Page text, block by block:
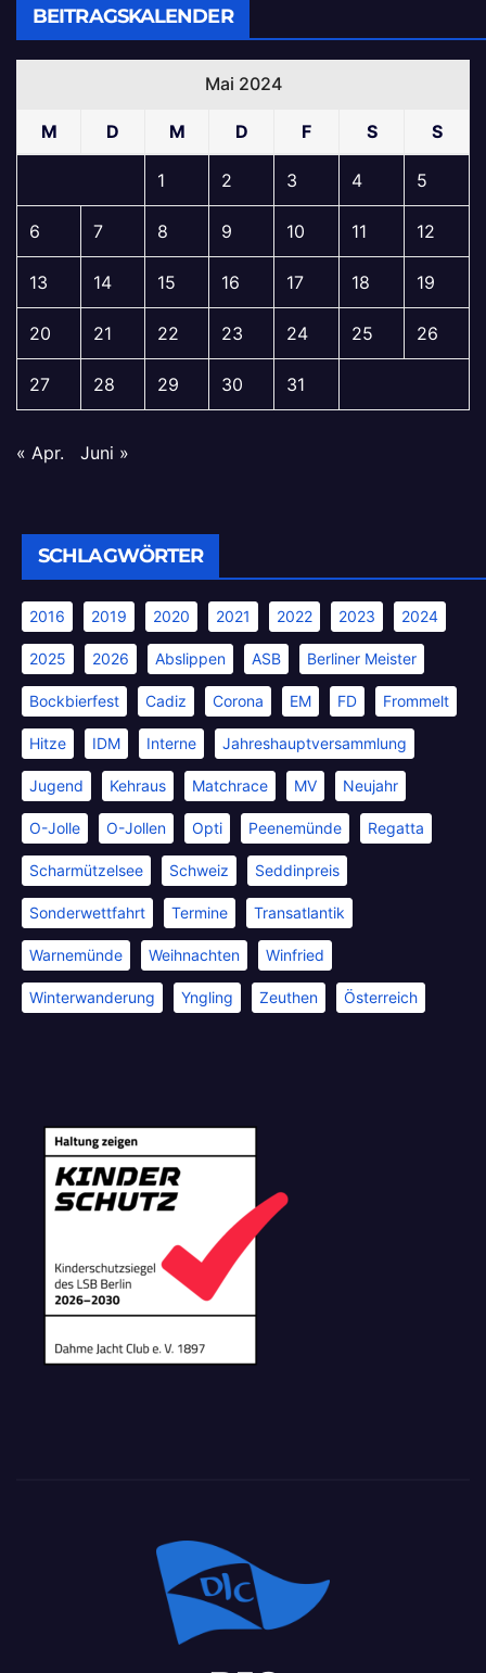
BEITRAGSKALENDER
Mai 2024
M D M D F S S
1 2 3 4 5
6 7 8 9 10 11 12
13 14 15 16 17 18 19
20 21 22 23 24 25 26
27 28 29 30 31
« Apr. Juni »
SCHLAGWÖRTER
2016 2019 2020 2021 2022 2023 2024
2025 2026 Abslippen ASB Berliner Meister
Bockbierfest Cadiz Corona EM FD Frommelt
Hitze IDM Interne Jahreshauptversammlung
Jugend Kehraus Matchrace MV Neujahr
O-Jolle O-Jollen Opti Peenemünde Regatta
Scharmützelsee Schweiz Seddinpreis
Sonderwettfahrt Termine Transatlantik
Warnemünde Weihnachten Winfried
Winterwanderung Yngling Zeuthen Österreich